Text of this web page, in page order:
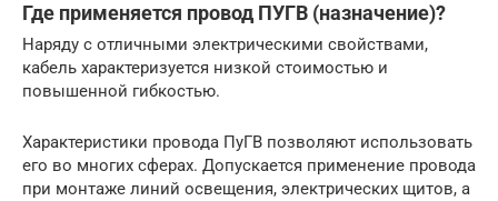
Где применяется провод ПУГВ (назначение)?
Наряду с отличными электрическими свойствами,
кабель характеризуется низкой стоимостью и
повышенной гибкостью.
Характеристики провода ПуГВ позволяют использовать
его во многих сферах. Допускается применение провода
при монтаже линий освещения, электрических щитов, а